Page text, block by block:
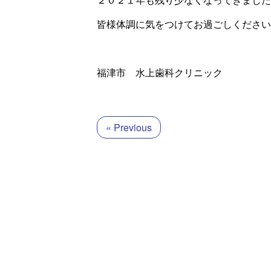
皆様体調に気をつけてお過ごしください
福津市 水上歯科クリニック
« Previous